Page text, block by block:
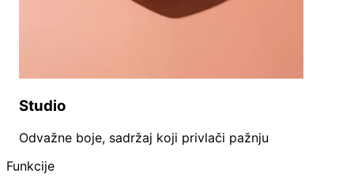
Studio
Odvažne boje, sadržaj koji privlači pažnju
Funkcije